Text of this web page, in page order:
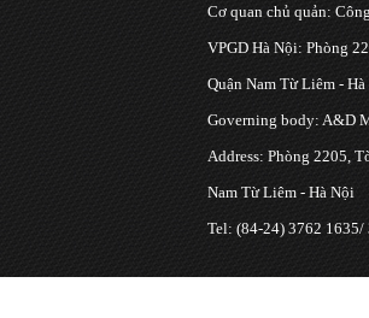
Cơ quan chủ quản:
VPGD Hà Nội: Phòng
Quận Nam Từ Liêm -
Governing body: A&D
Address: Phòng 2205,
Nam Từ Liêm - Hà Nội
Tel: (84-24) 3762 1635/